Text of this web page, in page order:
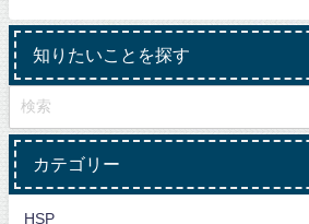
知りたいことを探す
カテゴリー
HSP